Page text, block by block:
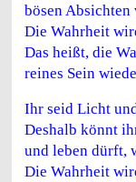
bösen Absichten
Die Wahrheit
Das heißt, die
reines Sein
Ihr seid Licht
Deshalb könnt
und leben dürft,
Die Wahrheit